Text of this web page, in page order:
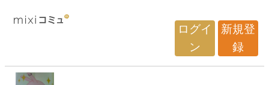
ログイ
ン
新規登
録